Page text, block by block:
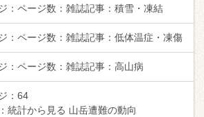
： ページ数： 雑誌記事： 積雪・凍結
： ページ数： 雑誌記事： 低体温症・凍傷
： ページ数： 雑誌記事： 高山病
： 64
統計から見る 山岳遭難の動向